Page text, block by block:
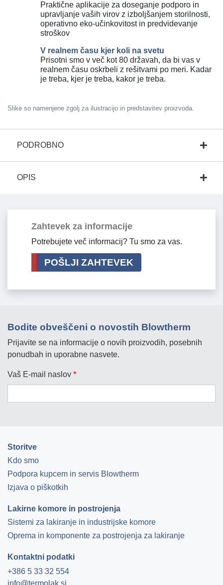
Praktične aplikacije za doseganje podporo in
upravljanje vaših virov z izboljšanjem storilnosti,
operativno eko-učinkovitost in predvidevanje
stroškov
V realnem času kjer koli na svetu
Prisotni smo v več kot 80 državah, da bi vas v
realnem času oskrbeli z rešitvami po meri. Kadar
je treba, kjer je treba, kakor je treba.
Slike so namenjene zgolj za ilustracijo in predstavitev proizvoda.
PODROBNO
OPIS
Zahtevek za informacije
Potrebujete več informacij? Tu smo za vas.
POŠLJI ZAHTEVEK
Bodite obveščeni o novostih Blowtherm
Prijavite se na informacije o novih proizvodih, posebnih
ponudbah in uporabne nasvete.
Vaš E-mail naslov *
Storitve
Kdo smo
Podpora kupcem in servis Blowtherm
Izjava o piškotkih
Lakirne komore in postrojenja
Sistemi za lakiranje in industrijske komore
Oprema in komponente za postrojenja za lakiranje
Kontaktni podatki
+386 5 33 32 554
info@termolak.si